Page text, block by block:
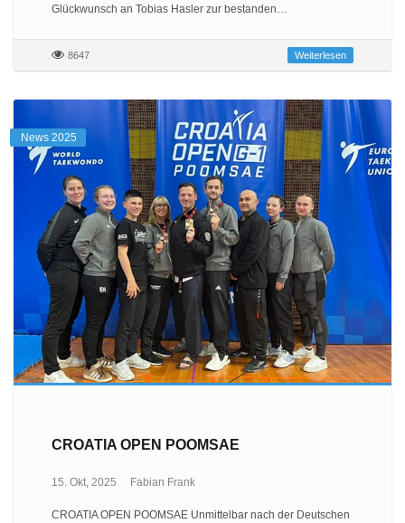
Glückwunsch an Tobias Hasler zur bestanden…
8647 Weiterlesen
News 2025
CROATIA OPEN POOMSAE
15. Okt, 2025 Fabian Frank
CROATIA OPEN POOMSAE Unmittelbar nach der Deutschen